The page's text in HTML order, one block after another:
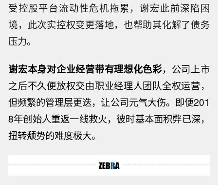
受控股平台流动性危机拖累，谢宏此前深陷困
境，此次实控权变更落地，也帮助其化解了债务
压力。
谢宏本身对企业经营带有理想化色彩，公司上市
之后不久便放权交由职业经理人团队全权运营，
但频繁的管理层更迭，让公司元气大伤。即便201
8年创始人重返一线救火，彼时基本面积弊已深，
扭转颓势的难度极大。